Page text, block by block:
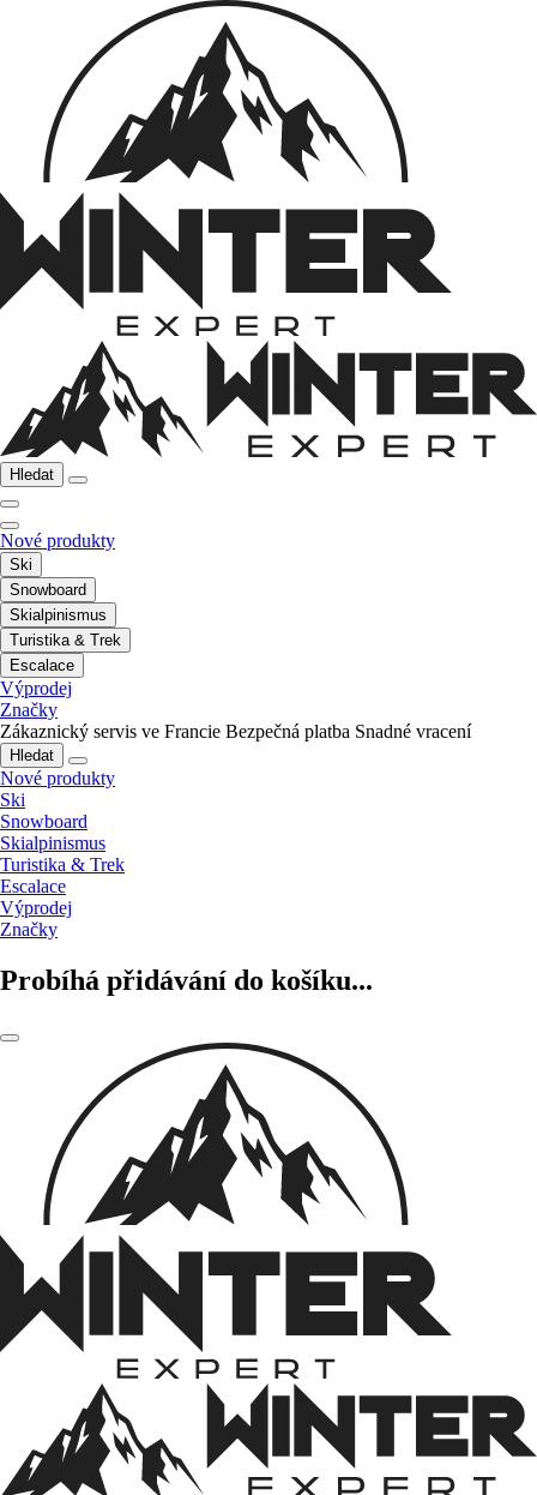
Hledat
Nové produkty
Ski
Snowboard
Skialpinismus
Turistika & Trek
Escalace
Výprodej
Značky
Zákaznický servis ve Francie Bezpečná platba Snadné vracení
Hledat
Nové produkty
Ski
Snowboard
Skialpinismus
Turistika & Trek
Escalace
Výprodej
Značky
Probíhá přidávání do košíku...